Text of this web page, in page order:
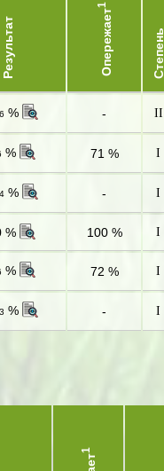
Результат Опережает
1
Степень
% - II
% 71 % I
% - I
% 100 % I
% 72 % I
% - I
1